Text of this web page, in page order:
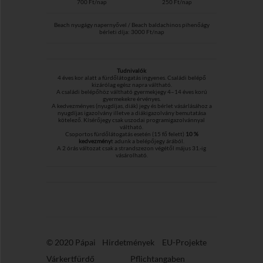
700 Ft/nap 250 Ft/nap
Beach nyugágy napernyővel / Beach baldachinos pihenőágy
bérleti díja: 3000 Ft/nap
Tudnivalók
4 éves kor alatt a fürdőlátogatás ingyenes. Családi belépő
kizárólag egész napra váltható.
A családi belépőhöz váltható gyermekjegy 4–14 éves korú
gyermekekre érvényes.
A kedvezményes (nyugdíjas, diák) jegy és bérlet vásárlásához a
nyugdíjas igazolvány illetve a diákigazolvány bemutatása
kötelező. Kísérőjegy csak uszodai programigazolvánnyal
váltható.
Csoportos fürdőlátogatás esetén (15 fő felett) 10 %
kedvezményt adunk a belépőjegy árából.
A 2 órás változat csak a strandszezon végétől május 31.-ig
vásárolható.
© 2020 Pápai
Várkertfürdő
Hirdetmények
EU-Projekte
Pflichtangaben